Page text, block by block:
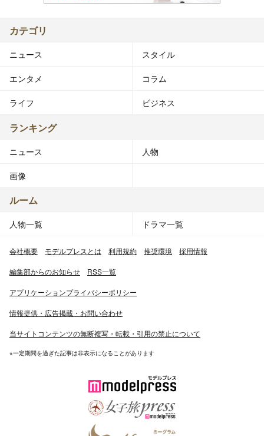
カテゴリ
ニュース スタイル
エンタメ コラム
ライフ ビジネス
ランキング
ニュース 人物
画像
ルーム
人物一覧 ドラマ一覧
会社概要 モデルプレスとは 利用規約 推奨環境 採用情報
編集部からのお知らせ RSS一覧
アプリケーションプライバシーポリシー
情報提供・広告掲載・お問い合わせ
当サイトコンテンツの無断複写・転載・引用の禁止について
※一定期間を過ぎた記事は非表示になることがあります